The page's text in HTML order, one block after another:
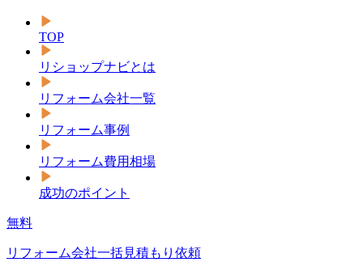
TOP
リショップナビとは
リフォーム会社一覧
リフォーム事例
リフォーム費用相場
成功のポイント
無料
リフォーム会社一括見積もり依頼